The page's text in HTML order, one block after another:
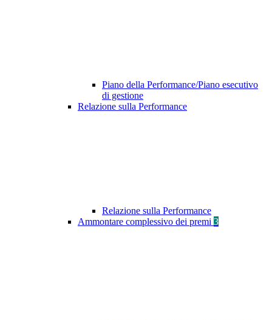
Piano della Performance/Piano esecutivo
di gestione
Relazione sulla Performance
Relazione sulla Performance
Ammontare complessivo dei premi 3